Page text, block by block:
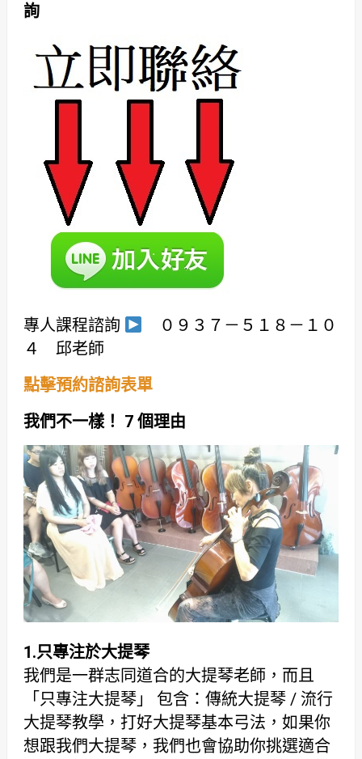
詢
專人課程諮詢
０９３７－５１８－１０
４ 邱老師
點擊預約諮詢表單
我們不一樣！ 7 個理由
1.只專注於大提琴
我們是一群志同道合的大提琴老師，而且
「只專注大提琴」 包含：傳統大提琴 / 流行
大提琴教學，打好大提琴基本弓法，如果你
想跟我們大提琴，我們也會協助你挑選適合